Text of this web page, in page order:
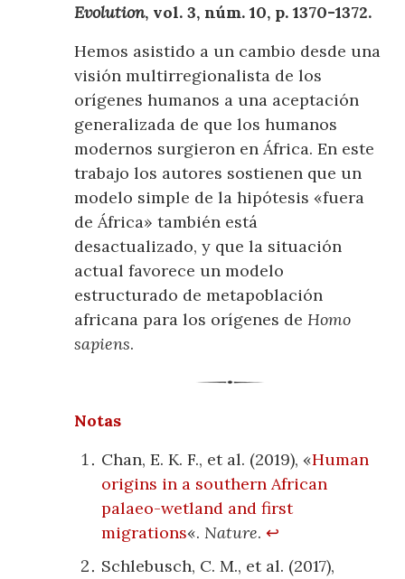
Evolution, vol. 3, núm. 10, p. 1370-1372.
Hemos asistido a un cambio desde una
visión multirregionalista de los
orígenes humanos a una aceptación
generalizada de que los humanos
modernos surgieron en África. En este
trabajo los autores sostienen que un
modelo simple de la hipótesis «fuera
de África» también está
desactualizado, y que la situación
actual favorece un modelo
estructurado de metapoblación
africana para los orígenes de Homo
sapiens.
Notas
Chan, E. K. F., et al. (2019), «Human
origins in a southern African
palaeo-wetland and first
migrations«. Nature.↩
Schlebusch, C. M., et al. (2017),